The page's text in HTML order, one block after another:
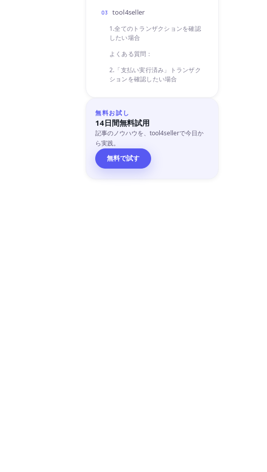
03 tool4seller
1.全てのトランザクションを確認
したい場合
よくある質問：
2.「支払い実行済み」トランザク
ションを確認したい場合
無料お試し
14日間無料試用
記事のノウハウを、tool4sellerで今日か
ら実践。
無料で試す